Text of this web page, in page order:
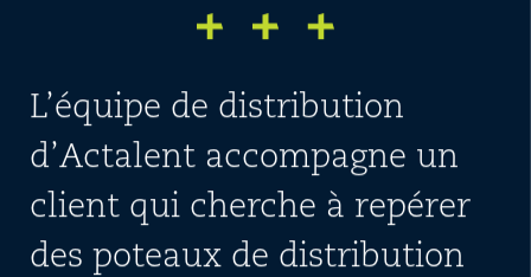
L’équipe de distribution
d’Actalent accompagne un
client qui cherche à repérer
des poteaux de distribution